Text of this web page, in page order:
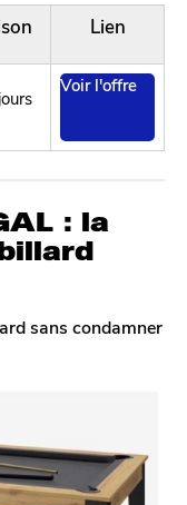
Lien
Voir l'offre
: la
sans condamner